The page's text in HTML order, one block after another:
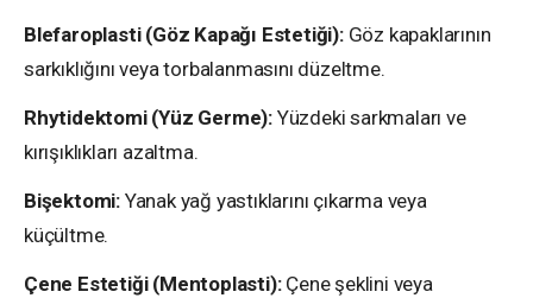
Blefaroplasti (Göz Kapağı Estetiği):Göz kapaklarının
sarkıklığını veya torbalanmasını düzeltme.
Rhytidektomi (Yüz Germe): Yüzdeki sarkmaları ve
kırışıklıkları azaltma.
Bişektomi: Yanak yağ yastıklarını çıkarma veya
küçültme.
Çene Estetiği (Mentoplasti):Çene şeklini veya